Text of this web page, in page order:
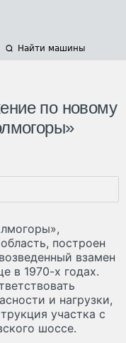
Найти машины
по новому
построен
взамен
в 1970-х годах.
и нагрузки,
участка с
шоссе.